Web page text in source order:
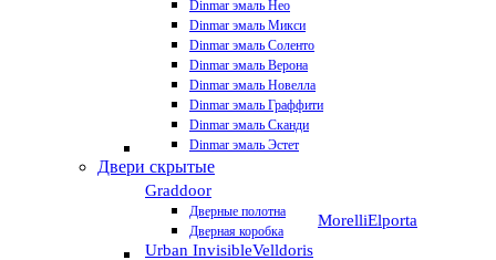
Dinmar эмаль Нео
Dinmar эмаль Микси
Dinmar эмаль Соленто
Dinmar эмаль Верона
Dinmar эмаль Новелла
Dinmar эмаль Граффити
Dinmar эмаль Сканди
Dinmar эмаль Эстет
Двери скрытые
Graddoor
Дверные полотна
Дверная коробка
Urban InvisibleVelldoris
MorelliElporta